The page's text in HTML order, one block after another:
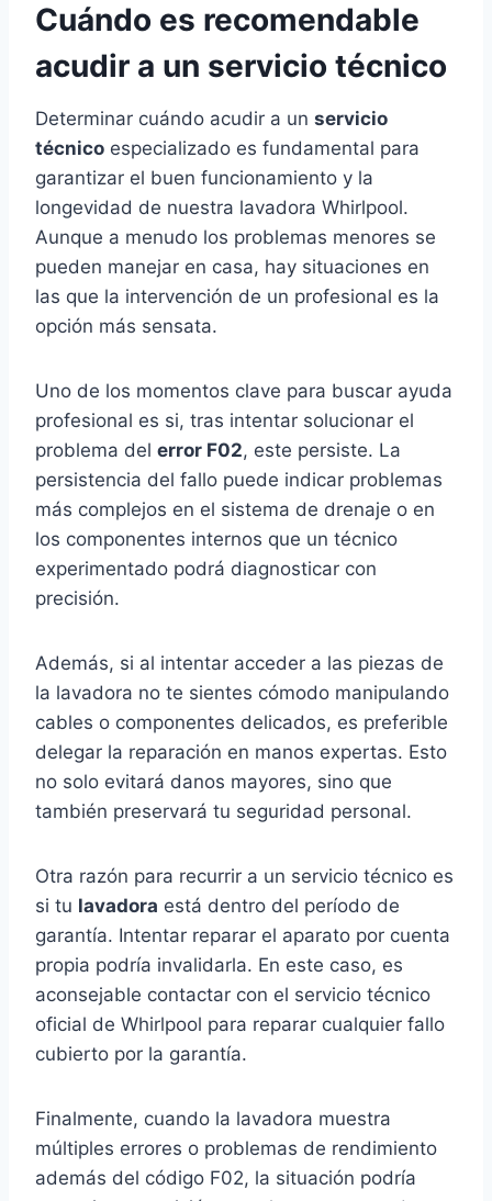
Cuándo es recomendable
acudir a un servicio técnico
Determinar cuándo acudir a un servicio
técnico especializado es fundamental para
garantizar el buen funcionamiento y la
longevidad de nuestra lavadora Whirlpool.
Aunque a menudo los problemas menores se
pueden manejar en casa, hay situaciones en
las que la intervención de un profesional es la
opción más sensata.
Uno de los momentos clave para buscar ayuda
profesional es si, tras intentar solucionar el
problema del error F02, este persiste. La
persistencia del fallo puede indicar problemas
más complejos en el sistema de drenaje o en
los componentes internos que un técnico
experimentado podrá diagnosticar con
precisión.
Además, si al intentar acceder a las piezas de
la lavadora no te sientes cómodo manipulando
cables o componentes delicados, es preferible
delegar la reparación en manos expertas. Esto
no solo evitará danos mayores, sino que
también preservará tu seguridad personal.
Otra razón para recurrir a un servicio técnico es
si tu lavadora está dentro del período de
garantía. Intentar reparar el aparato por cuenta
propia podría invalidarla. En este caso, es
aconsejable contactar con el servicio técnico
oficial de Whirlpool para reparar cualquier fallo
cubierto por la garantía.
Finalmente, cuando la lavadora muestra
múltiples errores o problemas de rendimiento
además del código F02, la situación podría